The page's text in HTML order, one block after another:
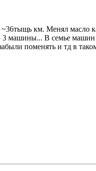
км. Менял масло
3 машины... В семье
поменять и тд в